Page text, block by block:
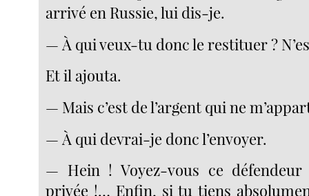
arrivé en Russie, lui dis-je.
— À qui veux-tu donc le restituer ?
Et il ajouta.
— Mais c’est de l’argent qui ne
— À qui devrai-je donc l’envoyer.
— Hein ! Voyez-vous ce
privée !… Enfin, si tu tiens